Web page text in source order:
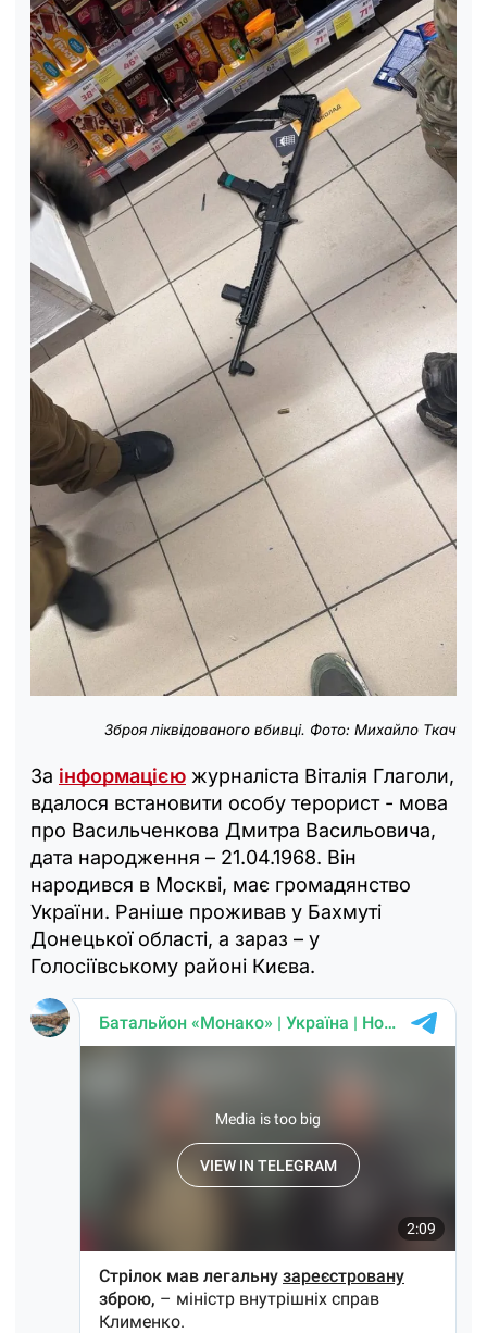
Зброя ліквідованого вбивці. Фото: Михайло Ткач
За інформацією журналіста Віталія Глаголи,
вдалося встановити особу терорист - мова
про Васильченкова Дмитра Васильовича,
дата народження – 21.04.1968. Він
народився в Москві, має громадянство
України. Раніше проживав у Бахмуті
Донецької області, а зараз – у
Голосіївському районі Києва.